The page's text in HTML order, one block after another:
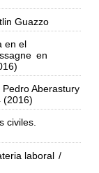
Guazzo
en el
en
Pedro Aberastury
(2016)
civiles.
laboral /